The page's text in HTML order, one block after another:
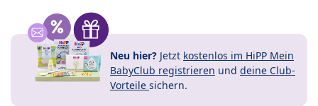
Neu hier? Jetzt kostenlos im HiPP Mein
BabyClub registrieren und deine Club-
Vorteile sichern.